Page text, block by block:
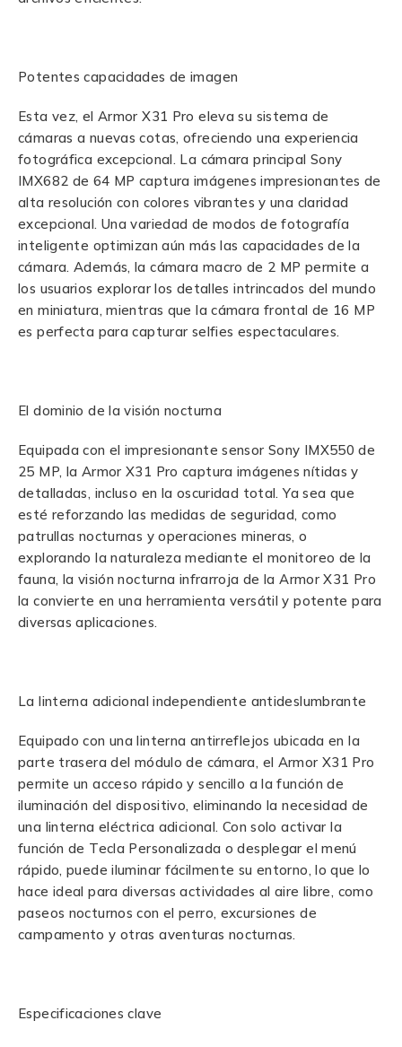
Potentes capacidades de imagen
Esta vez, el Armor X31 Pro eleva su sistema de
cámaras a nuevas cotas, ofreciendo una experiencia
fotográfica excepcional. La cámara principal Sony
IMX682 de 64 MP captura imágenes impresionantes de
alta resolución con colores vibrantes y una claridad
excepcional. Una variedad de modos de fotografía
inteligente optimizan aún más las capacidades de la
cámara. Además, la cámara macro de 2 MP permite a
los usuarios explorar los detalles intrincados del mundo
en miniatura, mientras que la cámara frontal de 16 MP
es perfecta para capturar selfies espectaculares.
El dominio de la visión nocturna
Equipada con el impresionante sensor Sony IMX550 de
25 MP, la Armor X31 Pro captura imágenes nítidas y
detalladas, incluso en la oscuridad total. Ya sea que
esté reforzando las medidas de seguridad, como
patrullas nocturnas y operaciones mineras, o
explorando la naturaleza mediante el monitoreo de la
fauna, la visión nocturna infrarroja de la Armor X31 Pro
la convierte en una herramienta versátil y potente para
diversas aplicaciones.
La linterna adicional independiente antideslumbrante
Equipado con una linterna antirreflejos ubicada en la
parte trasera del módulo de cámara, el Armor X31 Pro
permite un acceso rápido y sencillo a la función de
iluminación del dispositivo, eliminando la necesidad de
una linterna eléctrica adicional. Con solo activar la
función de Tecla Personalizada o desplegar el menú
rápido, puede iluminar fácilmente su entorno, lo que lo
hace ideal para diversas actividades al aire libre, como
paseos nocturnos con el perro, excursiones de
campamento y otras aventuras nocturnas.
Especificaciones clave